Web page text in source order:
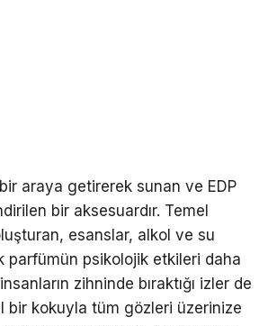
araya getirerek sunan ve EDP
bir aksesuardır. Temel
esanslar, alkol ve su
parfümün psikolojik etkileri daha
zihninde bıraktığı izler de
bir kokuyla tüm gözleri üzerinize